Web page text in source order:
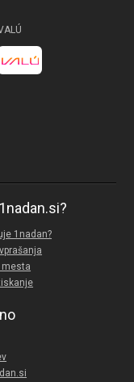
1nadan?
mesta